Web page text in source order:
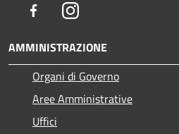
FacebookInstagram
AMMINISTRAZIONE
Organi di Governo
Aree Amministrative
Uffici